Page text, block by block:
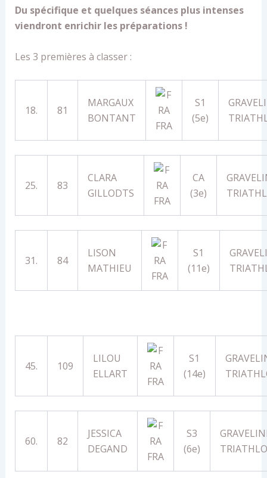
Du spécifique et quelques séances plus intenses
viendront enrichir les préparations !
Les 3 premières à classer :
18. 81
MARGAUX
BONTANT
FRA
S1
(5e)
25. 83
CLARA
GILLODTS
FRA
CA
(3e)
31. 84
LISON
MATHIEU
FRA
S1
(11e)
45. 109
LILOU
ELLART
FRA
S1
(14e)
60. 82
JESSICA
DEGAND
FRA
S3
(6e)